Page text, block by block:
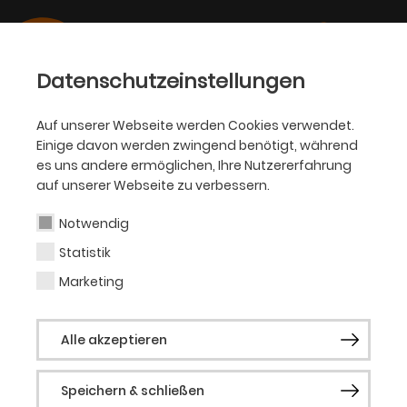
Datenschutzeinstellungen
Auf unserer Webseite werden Cookies verwendet.
Einige davon werden zwingend benötigt, während
es uns andere ermöglichen, Ihre Nutzererfahrung
auf unserer Webseite zu verbessern.
Notwendig
Statistik
Marketing
Alle akzeptieren
Speichern & schließen
PHILHARMONIKER
Yura Yang
Gastdirigentin
Yura Yang ist seit der Spielzeit 2020/21 2.
Kapellmeisterin und Assistentin des
Generalmusikdirektors am Staatstheater
Karlsruhe. In Karlsruhe übernahm sie die